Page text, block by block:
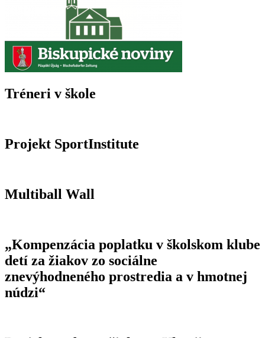
Tréneri v škole
Projekt SportInstitute
Multiball Wall
„Kompenzácia poplatku v školskom klube
detí za žiakov zo sociálne
znevýhodneného prostredia a v hmotnej
núdzi“